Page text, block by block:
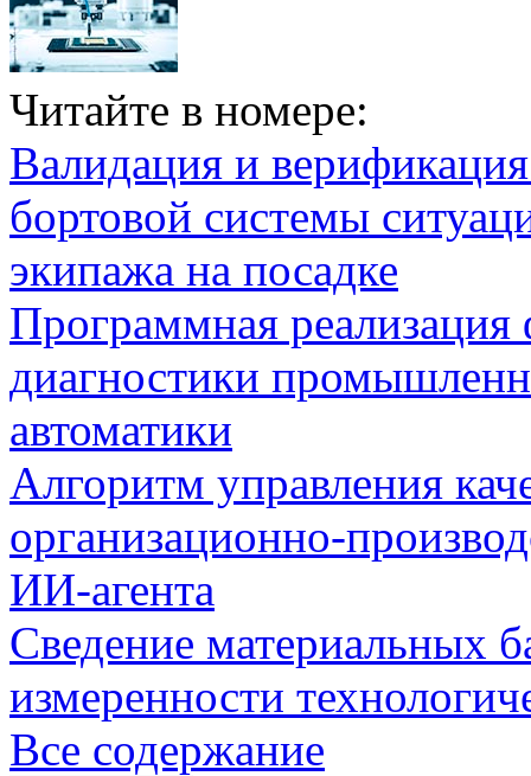
Читайте в номере:
Валидация и
бортовой системы
экипажа на посадке
Программная
диагностики
автоматики
Алгоритм управления
организационно-
ИИ-агента
Сведение материальных
измеренности
Все содержание